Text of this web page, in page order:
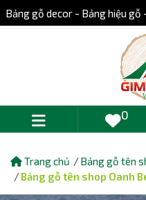
Trang chủ
Bảng gỗ tên
Bảng gỗ tên shop Oanh
Bảng gỗ decor - Bảng hiệu
0